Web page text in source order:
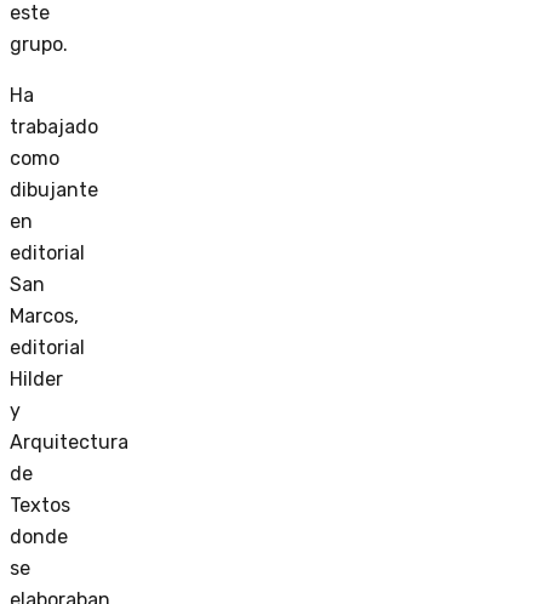
este
grupo.
Ha
trabajado
como
dibujante
en
editorial
San
Marcos,
editorial
Hilder
y
Arquitectura
de
Textos
donde
se